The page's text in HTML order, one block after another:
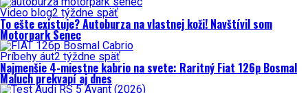
Video blog2 týždne späť
To ešte existuje? Autoburza na vlastnej koži! Navštívil som
Motorpark Senec
Príbehy áut2 týždne späť
Najmenšie 4-miestne kabrio na svete: Raritný Fiat 126p Bosmal
Maluch prekvapí aj dnes